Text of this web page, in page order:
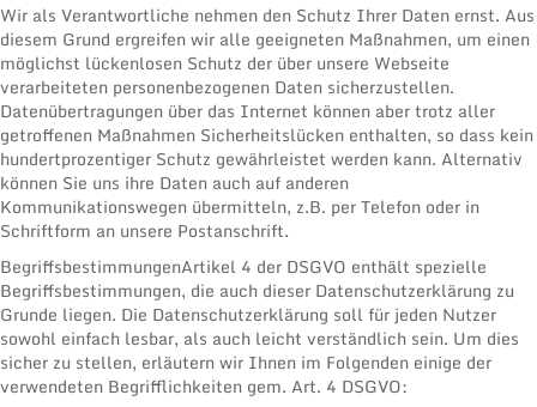
Wir als Verantwortliche nehmen den Schutz Ihrer Daten ernst. Aus
diesem Grund ergreifen wir alle geeigneten Maßnahmen, um einen
möglichst lückenlosen Schutz der über unsere Webseite
verarbeiteten personenbezogenen Daten sicherzustellen.
Datenübertragungen über das Internet können aber trotz aller
getroffenen Maßnahmen Sicherheitslücken enthalten, so dass kein
hundertprozentiger Schutz gewährleistet werden kann. Alternativ
können Sie uns ihre Daten auch auf anderen
Kommunikationswegen übermitteln, z.B. per Telefon oder in
Schriftform an unsere Postanschrift.
BegriffsbestimmungenArtikel 4 der DSGVO enthält spezielle
Begriffsbestimmungen, die auch dieser Datenschutzerklärung zu
Grunde liegen. Die Datenschutzerklärung soll für jeden Nutzer
sowohl einfach lesbar, als auch leicht verständlich sein. Um dies
sicher zu stellen, erläutern wir Ihnen im Folgenden einige der
verwendeten Begrifflichkeiten gem. Art. 4 DSGVO: